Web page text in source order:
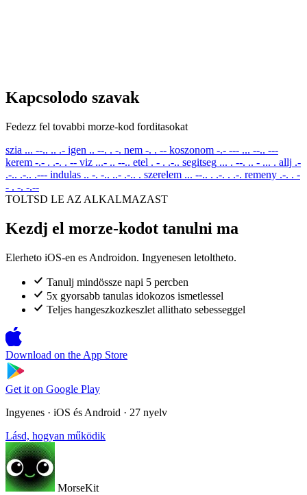
Kapcsolodo szavak
Fedezz fel tovabbi morze-kod forditasokat
szia ... --.. .. .- igen .. --. . -. nem -. . -- koszonom -.- --- ... --.. ---
kerem -.- . .-. . -- viz ...- .. --.. etel . - . .-.. segitseg ... . --. .. - ... . allj .-
.-.. .-.. .--- indulas .. -. -.. ..- .-.. . szerelem ... --.. . .-. . .-. remeny .-. . -
- . -. -.--
TOLTSD LE AZ ALKALMAZAST
Kezdj el morze-kodot tanulni ma
Elerheto iOS-en es Androidon. Ingyenesen letoltheto.
Tanulj mindössze napi 5 percben
5x gyorsabb tanulas idokozos ismetlessel
Teljes hangeszkozkeszlet allithato sebesseggel
Download on the App Store
Get it on Google Play
Ingyenes · iOS és Android · 27 nyelv
Lásd, hogyan működik
MorseKit